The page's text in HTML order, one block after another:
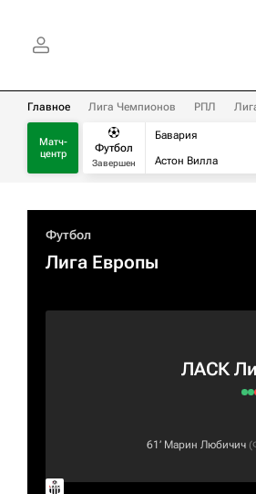
Главное Лига Чемпионов РПЛ
Матч-
центр
Футбол
Завершен
Бавария
Астон Вилла
Футбол
Лига Европы
ЛАСК
61‎’‎ Марин Любичич (